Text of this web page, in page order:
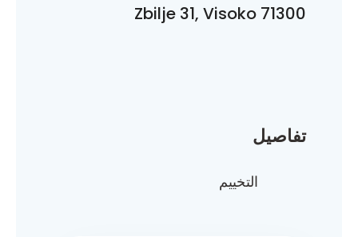
تفاصيل
التخييم
Zbilje 31, Visoko 71300